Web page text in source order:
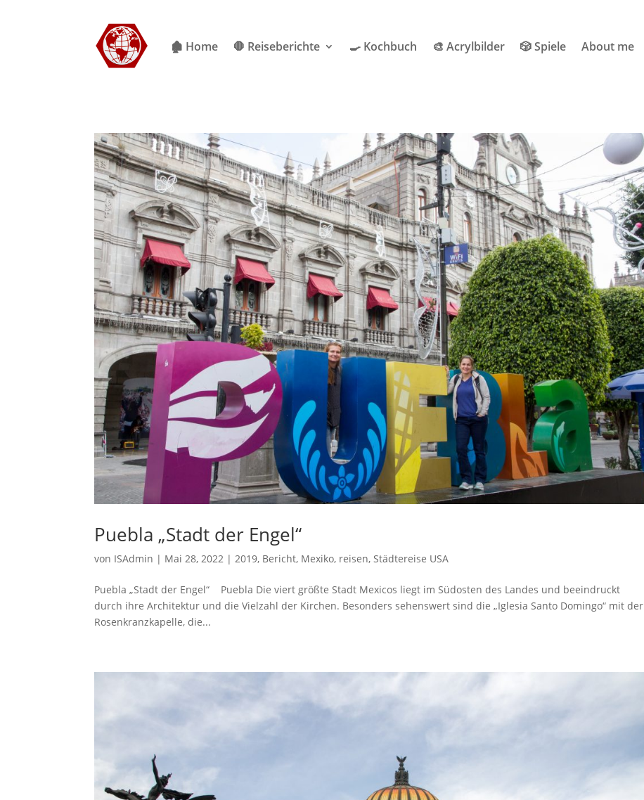
🏚 Home 🛑 Reiseberichte 🍳 Kochbuch 🎨 Acrylbilder 🎲 Spiele About me
Puebla „Stadt der Engel“
von ISAdmin | Mai 28, 2022 | 2019, Bericht, Mexiko, reisen, Städtereise USA
Puebla „Stadt der Engel“ Puebla Die viert größte Stadt Mexicos liegt im Südosten des Landes und beeindruckt
durch ihre Architektur und die Vielzahl der Kirchen. Besonders sehenswert sind die „Iglesia Santo Domingo“ mit der
Rosenkranzkapelle, die...